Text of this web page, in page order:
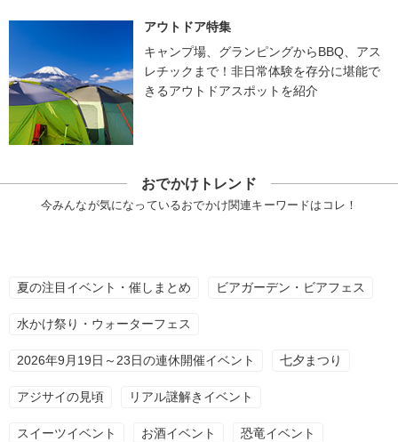
アウトドア特集
キャンプ場、グランピングからBBQ、アス
レチックまで！非日常体験を存分に堪能で
きるアウトドアスポットを紹介
おでかけトレンド
今みんなが気になっているおでかけ関連キーワードはコレ！
夏の注目イベント・催しまとめ ビアガーデン・ビアフェス
水かけ祭り・ウォーターフェス
2026年9月19日～23日の連休開催イベント 七夕まつり
アジサイの見頃 リアル謎解きイベント
スイーツイベント お酒イベント 恐竜イベント